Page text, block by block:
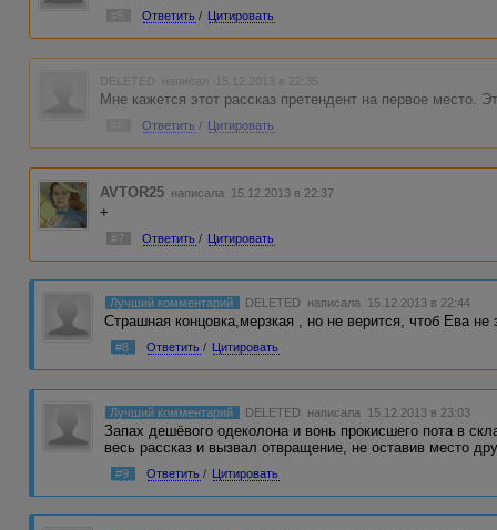
Ответить / Цитировать
DELETED написал 15.12.2013 в 22:35
Мне кажется этот рассказ претендент на первое место.
Ответить / Цитировать
AVTOR25 написала 15.12.2013 в 22:37
+
#7 Ответить / Цитировать
Лучший комментарий DELETED написала 15.12.2013 в 22:44
Страшная концовка,мерзкая , но не верится, чтоб Ева не
#8 Ответить / Цитировать
Лучший комментарий DELETED написала 15.12.2013 в 23:03
Запах дешёвого одеколона и вонь прокисшего пота в
весь рассказ и вызвал отвращение, не оставив место
#9 Ответить / Цитировать